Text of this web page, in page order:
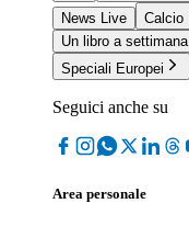
News Live
Calcio
Un libro a settimana
Speciali Europei
Seguici anche su
Area personale